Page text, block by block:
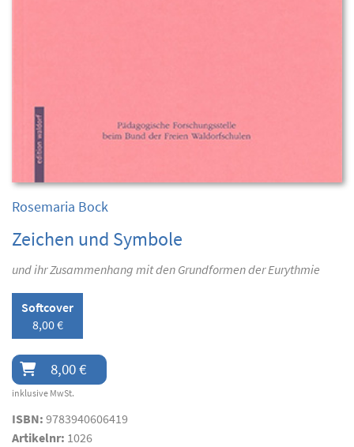
Rosemaria Bock
Zeichen und Symbole
und ihr Zusammenhang mit den Grundformen der Eurythmie
Softcover
8,00 €
8,00 €
inklusive MwSt.
ISBN: 9783940606419
Artikelnr: 1026